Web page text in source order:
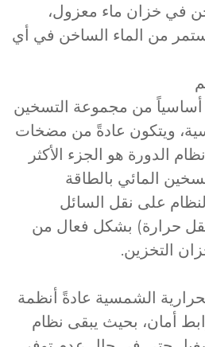
في خزان ماء معزول،
من الماء الساخن في أي
أساسياً من مجموعة التسخين
ويتكون عادةً من مضخات
الدورة هو الجزء الأكثر
المائي بالطاقة
على نقل السائل
حرارة) بشكل فعال من
التخزين.
الشمسية عادةً أنظمة
أمان، بحيث يبقى نظام